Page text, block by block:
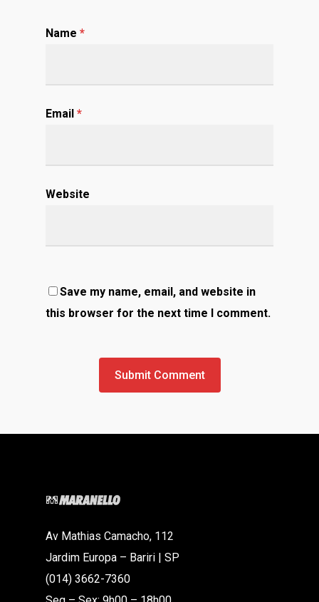
Name *
Email *
Website
Save my name, email, and website in
this browser for the next time I comment.
Av Mathias Camacho, 112
Jardim Europa – Bariri | SP
(014) 3662-7360